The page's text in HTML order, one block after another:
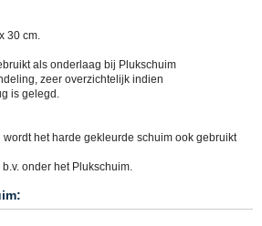
30 cm.
als onderlaag bij Plukschuim
zeer overzichtelijk indien
is gelegd.
het harde gekleurde schuim ook gebruikt
onder het Plukschuim.